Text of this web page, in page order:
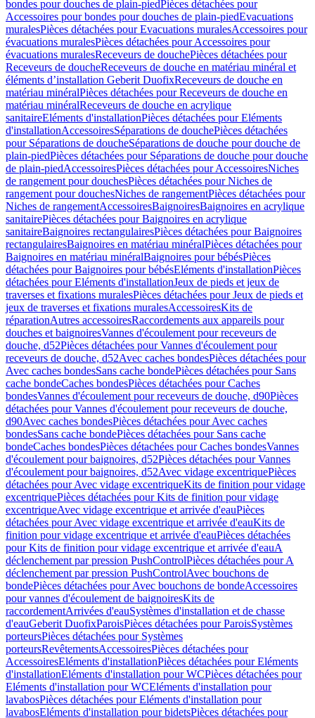
bondes pour douches de plain-piedPièces détachées pour
Accessoires pour bondes pour douches de plain-piedEvacuations
muralesPièces détachées pour Evacuations muralesAccessoires pour
évacuations muralesPièces détachées pour Accessoires pour
évacuations muralesReceveurs de douchePièces détachées pour
Receveurs de doucheReceveurs de douche en matériau minéral et
éléments d’installation Geberit DuofixReceveurs de douche en
matériau minéralPièces détachées pour Receveurs de douche en
matériau minéralReceveurs de douche en acrylique
sanitaireEléments d'installationPièces détachées pour Eléments
d'installationAccessoiresSéparations de douchePièces détachées
pour Séparations de doucheSéparations de douche pour douche de
plain-piedPièces détachées pour Séparations de douche pour douche
de plain-piedAccessoiresPièces détachées pour AccessoiresNiches
de rangement pour douchesPièces détachées pour Niches de
rangement pour douchesNiches de rangementPièces détachées pour
Niches de rangementAccessoiresBaignoiresBaignoires en acrylique
sanitairePièces détachées pour Baignoires en acrylique
sanitaireBaignoires rectangulairesPièces détachées pour Baignoires
rectangulairesBaignoires en matériau minéralPièces détachées pour
Baignoires en matériau minéralBaignoires pour bébésPièces
détachées pour Baignoires pour bébésEléments d'installationPièces
détachées pour Eléments d'installationJeux de pieds et jeux de
traverses et fixations muralesPièces détachées pour Jeux de pieds et
jeux de traverses et fixations muralesAccessoiresKits de
réparationAutres accessoiresRaccordements aux appareils pour
douches et baignoiresVannes d'écoulement pour receveurs de
douche, d52Pièces détachées pour Vannes d'écoulement pour
receveurs de douche, d52Avec caches bondesPièces détachées pour
Avec caches bondesSans cache bondePièces détachées pour Sans
cache bondeCaches bondesPièces détachées pour Caches
bondesVannes d'écoulement pour receveurs de douche, d90Pièces
détachées pour Vannes d'écoulement pour receveurs de douche,
d90Avec caches bondesPièces détachées pour Avec caches
bondesSans cache bondePièces détachées pour Sans cache
bondeCaches bondesPièces détachées pour Caches bondesVannes
d'écoulement pour baignoires, d52Pièces détachées pour Vannes
d'écoulement pour baignoires, d52Avec vidage excentriquePièces
détachées pour Avec vidage excentriqueKits de finition pour vidage
excentriquePièces détachées pour Kits de finition pour vidage
excentriqueAvec vidage excentrique et arrivée d'eauPièces
détachées pour Avec vidage excentrique et arrivée d'eauKits de
finition pour vidage excentrique et arrivée d'eauPièces détachées
pour Kits de finition pour vidage excentrique et arrivée d'eauA
déclenchement par pression PushControlPièces détachées pour A
déclenchement par pression PushControlAvec bouchons de
bondePièces détachées pour Avec bouchons de bondeAccessoires
pour vannes d'écoulement de baignoiresKits de
raccordementArrivées d'eauSystèmes d'installation et de chasse
d'eauGeberit DuofixParoisPièces détachées pour ParoisSystèmes
porteursPièces détachées pour Systèmes
porteursRevêtementsAccessoiresPièces détachées pour
AccessoiresEléments d'installationPièces détachées pour Eléments
d'installationEléments d'installation pour WCPièces détachées pour
Eléments d'installation pour WCEléments d'installation pour
lavabosPièces détachées pour Eléments d'installation pour
lavabosEléments d'installation pour bidetsPièces détachées pour